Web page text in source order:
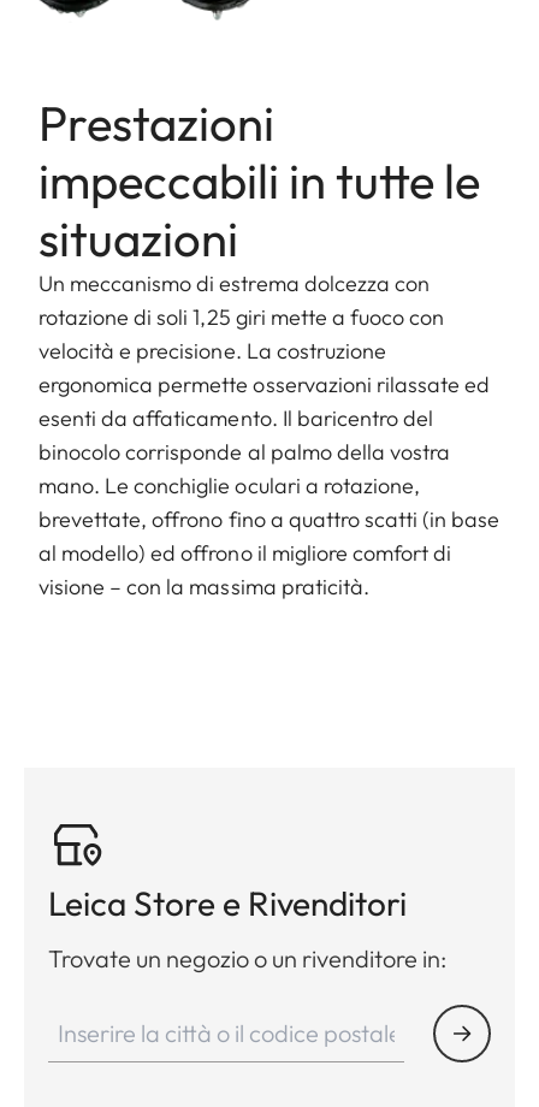
Prestazioni
impeccabili in tutte le
situazioni
Un meccanismo di estrema dolcezza con
rotazione di soli 1,25 giri mette a fuoco con
velocità e precisione. La costruzione
ergonomica permette osservazioni rilassate ed
esenti da affaticamento. Il baricentro del
binocolo corrisponde al palmo della vostra
mano. Le conchiglie oculari a rotazione,
brevettate, offrono fino a quattro scatti (in base
al modello) ed offrono il migliore comfort di
visione – con la massima praticità.
Leica Store e Rivenditori
Trovate un negozio o un rivenditore in: